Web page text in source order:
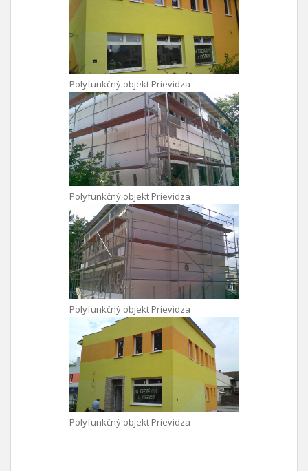
Polyfunkčný objekt Prievidza
Polyfunkčný objekt Prievidza
Polyfunkčný objekt Prievidza
Polyfunkčný objekt Prievidza